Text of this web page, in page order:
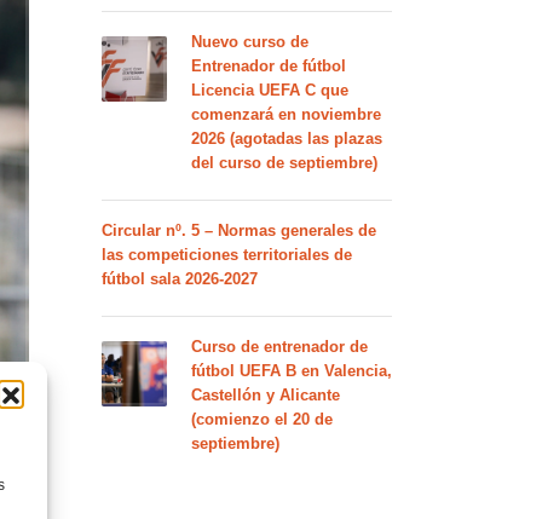
Nuevo curso de
Entrenador de fútbol
Licencia UEFA C que
comenzará en noviembre
2026 (agotadas las plazas
del curso de septiembre)
Circular nº. 5 – Normas generales de
las competiciones territoriales de
fútbol sala 2026-2027
Curso de entrenador de
fútbol UEFA B en Valencia,
Castellón y Alicante
(comienzo el 20 de
septiembre)